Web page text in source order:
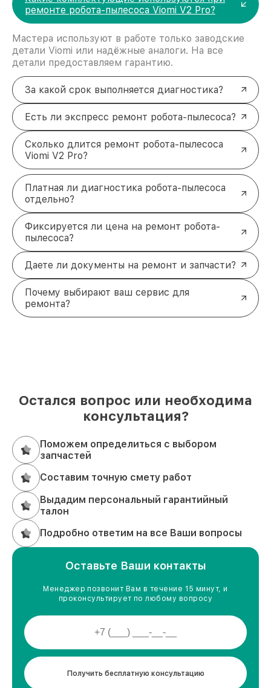
ремонте робота-пылесоса Viomi V2 Pro?
Мастера используют в работе только заводские
детали Viomi или надёжные аналоги. На все
детали предоставляем гарантию.
За какой срок выполняется диагностика?
Есть ли экспресс ремонт робота-пылесоса?
Сколько длится ремонт робота-пылесоса
Viomi V2 Pro?
Платная ли диагностика робота-пылесоса
отдельно?
Фиксируется ли цена на ремонт робота-
пылесоса?
Даете ли документы на ремонт и запчасти?
Почему выбирают ваш сервис для
ремонта?
Остался вопрос или необходима
консультация?
Поможем определиться с выбором
запчастей
Составим точную смету работ
Выдадим персональный гарантийный
талон
Подробно ответим на все Ваши вопросы
Оставьте Ваши контакты
Менеджер позвонит Вам в течение 15 минут, и
проконсультирует по любому вопросу
Получить бесплатную консультацию